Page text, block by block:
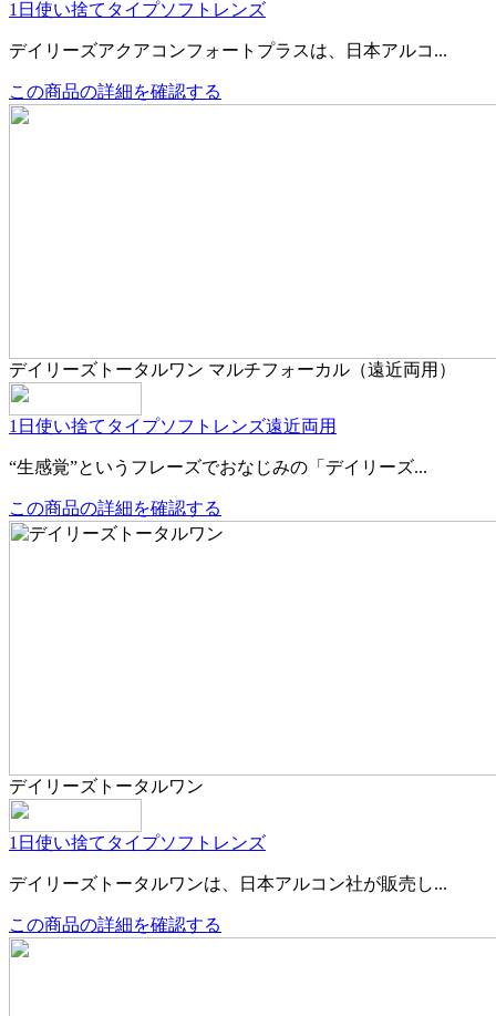
1日使い捨てタイプソフトレンズ
デイリーズアクアコンフォートプラスは、日本アルコ...
この商品の詳細を確認する
デイリーズトータルワン マルチフォーカル（遠近両用）
1日使い捨てタイプソフトレンズ遠近両用
“生感覚”というフレーズでおなじみの「デイリーズ...
この商品の詳細を確認する
デイリーズトータルワン
1日使い捨てタイプソフトレンズ
デイリーズトータルワンは、日本アルコン社が販売し...
この商品の詳細を確認する